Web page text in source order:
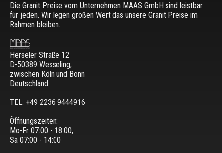
Die Granit Preise vom Unternehmen MAAS GmbH sind leistbar
für jeden. Wir legen großen Wert das unsere Granit Preise im
Rahmen bleiben.
Herseler Straße 12
D-50389 Wesseling,
zwischen Köln und Bonn
Deutschland
TEL: +49 2236 9444916
Öffnungszeiten:
Mo-Fr 07:00 - 18:00,
Sa 07:00 - 14:00